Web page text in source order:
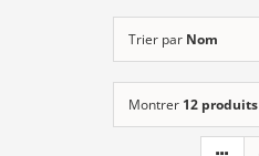
Les événements
Trier par Nom
Montrer 12 produits